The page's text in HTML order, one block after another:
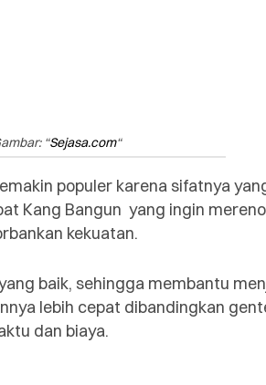
“Sejasa.com“
populer karena sifatnya
Kang Bangun yang ingin
kekuatan.
baik, sehingga membantu
lebih cepat dibandingkan
dan biaya.